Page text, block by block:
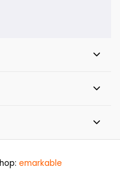
emarkable